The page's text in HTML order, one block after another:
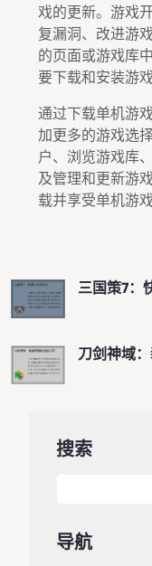
戏的更新。游戏
复漏洞、改进游
的页面或游戏库
要下载和安装游戏
通过下载单机游
加更多的游戏选
户、浏览游戏库
及管理和更新游
载并享受单机游
三国策7：
刀剑神域
搜索
导航